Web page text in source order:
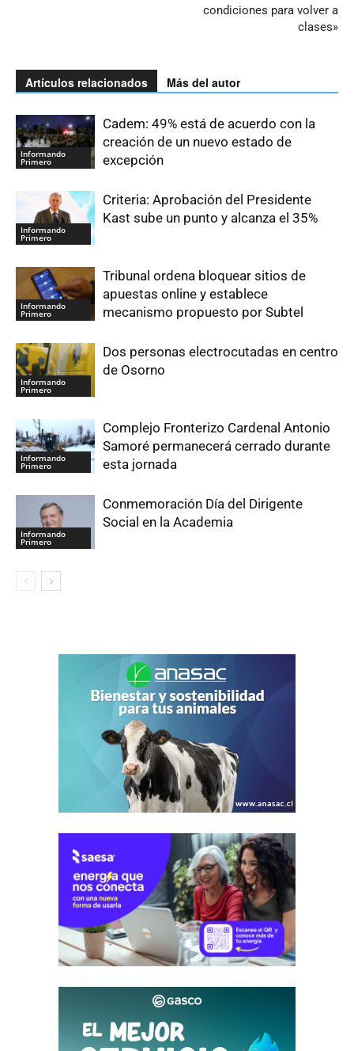
condiciones para volver a
clases»
Artículos relacionados Más del autor
Informando
Primero
Cadem: 49% está de acuerdo con la
creación de un nuevo estado de
excepción
Informando
Primero
Criteria: Aprobación del Presidente
Kast sube un punto y alcanza el 35%
Informando
Primero
Tribunal ordena bloquear sitios de
apuestas online y establece
mecanismo propuesto por Subtel
Informando
Primero
Dos personas electrocutadas en centro
de Osorno
Informando
Primero
Complejo Fronterizo Cardenal Antonio
Samoré permanecerá cerrado durante
esta jornada
Informando
Primero
Conmemoración Día del Dirigente
Social en la Academia